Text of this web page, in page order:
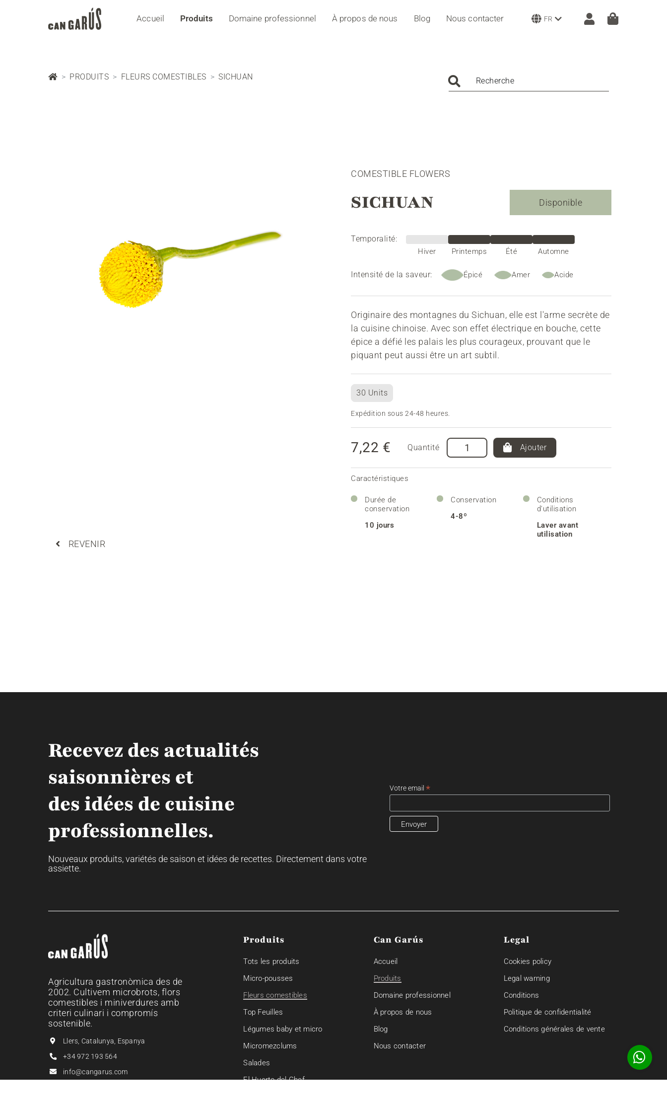
Accueil Produits Domaine professionnel À propos de nous Blog Nous contacter FR
PRODUITS FLEURS COMESTIBLES SICHUAN Recherche
COMESTIBLE FLOWERS
SICHUAN Disponible
Temporalité:
Hiver Printemps Été Automne
Intensité de la saveur: Épicé Amer Acide
Originaire des montagnes du Sichuan, elle est l'arme secrète de
la cuisine chinoise. Avec son effet électrique en bouche, cette
épice a défié les palais les plus courageux, prouvant que le
piquant peut aussi être un art subtil.
30 Units
Expédition sous 24-48 heures.
7,22 € Quantité Ajouter
Caractéristiques
Durée de
conservation
10 jours
Conservation
4-8º
Conditions
d'utilisation
Laver avant
utilisation
REVENIR
Recevez des actualités
saisonnières et
des idées de cuisine
professionnelles.
Nouveaux produits, variétés de saison et idées de recettes. Directement dans votre
assiette.
Votre email*
Agricultura gastronòmica des de
2002. Cultivem microbrots, flors
comestibles i miniverdures amb
criteri culinari i compromís
sostenible.
Llers, Catalunya, Espanya
+34 972 193 564
info@cangarus.com
Produits
Tots les produits
Micro-pousses
Fleurs comestibles
Top Feuilles
Légumes baby et micro
Micromezclums
Salades
El Huerto del Chef
Can Garús
Accueil
Produits
Domaine professionnel
À propos de nous
Blog
Nous contacter
Legal
Cookies policy
Legal warning
Conditions
Politique de confidentialité
Conditions générales de vente